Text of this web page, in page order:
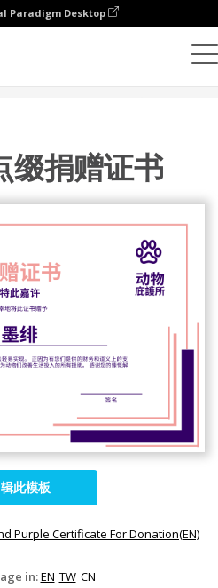
Paradigm Desktop
缀捐赠证书
此模板
Purple Certificate For Donation(EN)
in:EN TW CN